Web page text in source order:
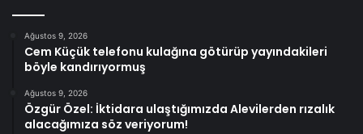
Ağustos 9, 2026
Cem Küçük telefonu kulağına götürüp yayındakileri
böyle kandırıyormuş
Ağustos 9, 2026
Özgür Özel: İktidara ulaştığımızda Alevilerden rızalık
alacağımıza söz veriyorum!